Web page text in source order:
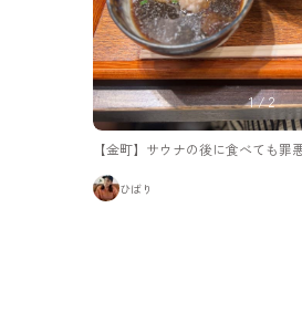
1/2
【金町】サウナの後に食べても罪
ひばり